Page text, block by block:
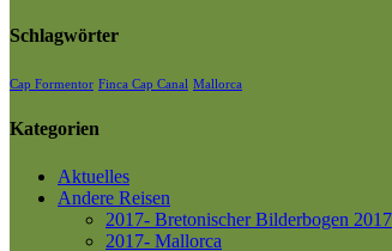
Schlagwörter
Cap Formentor Finca Cap Canal Mallorca
Kategorien
Aktuelles
Andere Reisen
2017- Bretonischer Bilderbogen 2017
2017- Mallorca